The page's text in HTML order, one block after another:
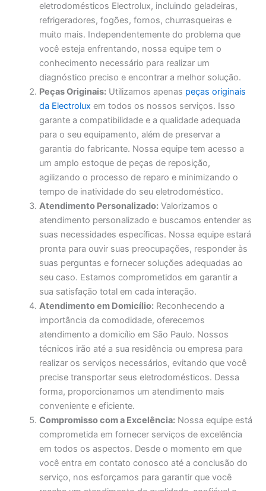
eletrodomésticos Electrolux, incluindo geladeiras,
refrigeradores, fogões, fornos, churrasqueiras e
muito mais. Independentemente do problema que
você esteja enfrentando, nossa equipe tem o
conhecimento necessário para realizar um
diagnóstico preciso e encontrar a melhor solução.
Peças Originais: Utilizamos apenas peças originais
da Electrolux em todos os nossos serviços. Isso
garante a compatibilidade e a qualidade adequada
para o seu equipamento, além de preservar a
garantia do fabricante. Nossa equipe tem acesso a
um amplo estoque de peças de reposição,
agilizando o processo de reparo e minimizando o
tempo de inatividade do seu eletrodoméstico.
Atendimento Personalizado: Valorizamos o
atendimento personalizado e buscamos entender as
suas necessidades específicas. Nossa equipe estará
pronta para ouvir suas preocupações, responder às
suas perguntas e fornecer soluções adequadas ao
seu caso. Estamos comprometidos em garantir a
sua satisfação total em cada interação.
Atendimento em Domicílio: Reconhecendo a
importância da comodidade, oferecemos
atendimento a domicílio em São Paulo. Nossos
técnicos irão até a sua residência ou empresa para
realizar os serviços necessários, evitando que você
precise transportar seus eletrodomésticos. Dessa
forma, proporcionamos um atendimento mais
conveniente e eficiente.
Compromisso com a Excelência: Nossa equipe está
comprometida em fornecer serviços de excelência
em todos os aspectos. Desde o momento em que
você entra em contato conosco até a conclusão do
serviço, nos esforçamos para garantir que você